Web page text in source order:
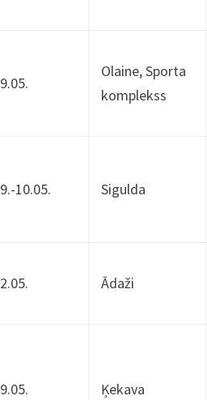
9.05.
Olaine, Sporta
komplekss
9.-10.05. Sigulda
2.05. Ādaži
9.05. Ķekava